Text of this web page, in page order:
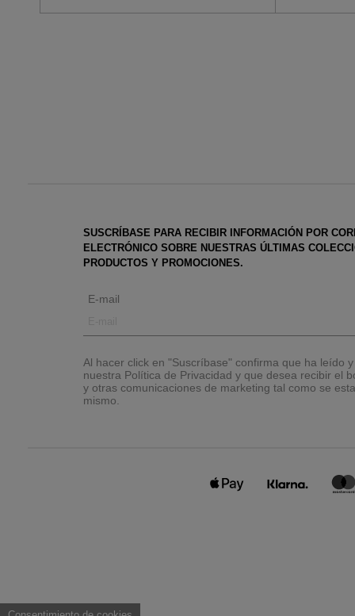
SUSCRÍBASE PARA RECIBIR INFORMACIÓN POR
ELECTRÓNICO SOBRE NUESTRAS ÚLTIMAS
PRODUCTOS Y PROMOCIONES.
E-mail
Al hacer click en "Suscríbase" confirma que ha leído
nuestra Política de Privacidad y que desea recibir el
y otras comunicaciones de marketing tal como se
mismo.